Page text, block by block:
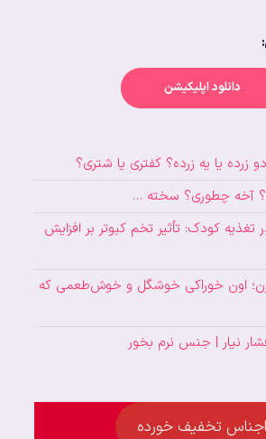
دانلود اپلیکیشن
زرده یا یه زرده؟ کفتری یا شتری؟
آخه چطوری؟ سخته …
تغذیه کودک: تأثیر تخم کبوتر بر افزایش
اون خوراکی خوشگل و خوش‌طعمی که
نیار | جنس نرم بخور
اجناس تخفیف خورده